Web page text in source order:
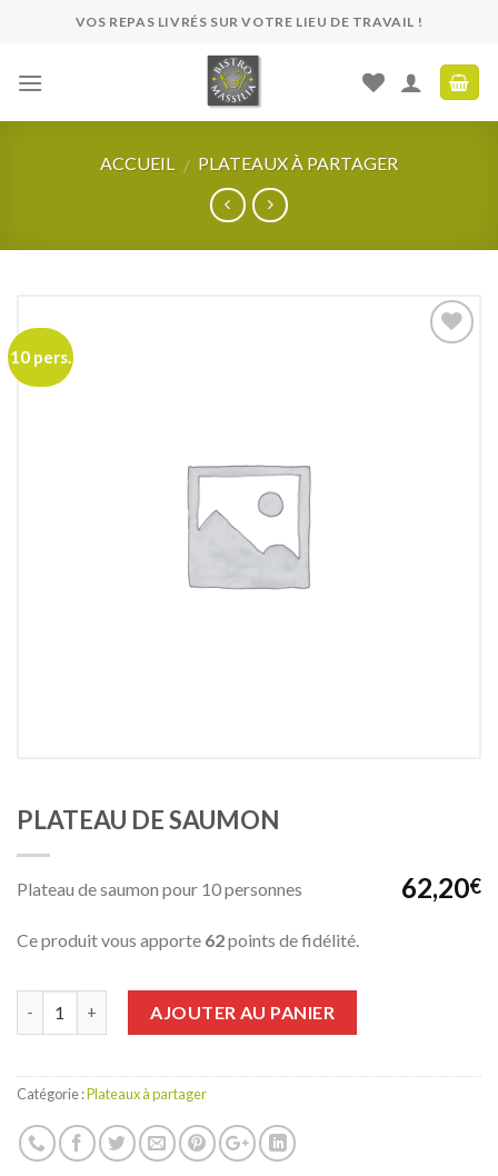
VOS REPAS LIVRÉS SUR VOTRE LIEU DE TRAVAIL !
ACCUEIL / PLATEAUX À PARTAGER
10 pers.
PLATEAU DE SAUMON
62,20€
Plateau de saumon pour 10 personnes
Ce produit vous apporte 62points de fidélité.
Quantité AJOUTER AU PANIER
Catégorie :Plateaux à partager